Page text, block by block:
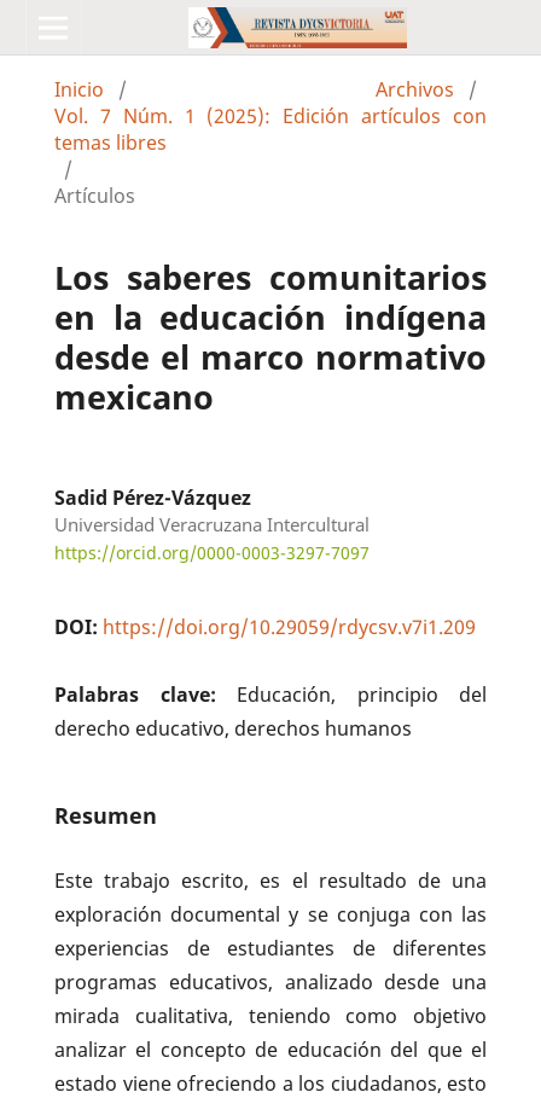
Inicio / Archivos
/
Vol. 7 Núm. 1 (2025): Edición artículos con
temas libres
/
Artículos
Los saberes comunitarios
en la educación indígena
desde el marco normativo
mexicano
Sadid Pérez-Vázquez
Universidad Veracruzana Intercultural
https://orcid.org/0000-0003-3297-7097
DOI: https://doi.org/10.29059/rdycsv.v7i1.209
Palabras clave: Educación, principio del
derecho educativo, derechos humanos
Resumen
Este trabajo escrito, es el resultado de una
exploración documental y se conjuga con las
experiencias de estudiantes de diferentes
programas educativos, analizado desde una
mirada cualitativa, teniendo como objetivo
analizar el concepto de educación del que el
estado viene ofreciendo a los ciudadanos, esto